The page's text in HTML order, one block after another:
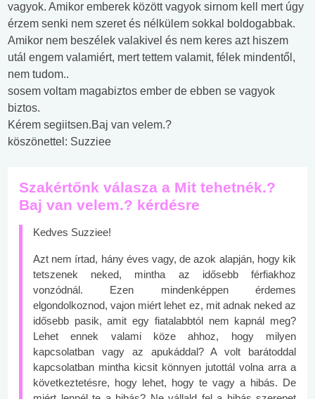
vagyok. Amikor emberek között vagyok sirnom kell mert úgy
érzem senki nem szeret és nélkülem sokkal boldogabbak.
Amikor nem beszélek valakivel és nem keres azt hiszem
utál engem valamiért, mert tettem valamit, félek mindentől,
nem tudom..
sosem voltam magabiztos ember de ebben se vagyok
biztos.
Kérem segiitsen.Baj van velem.?
köszönettel: Suzziee
Szakértőnk válasza a Mit tehetnék.?
Baj van velem.? kérdésre
Kedves Suzziee!
Azt nem írtad, hány éves vagy, de azok alapján, hogy kik
tetszenek neked, mintha az idősebb férfiakhoz
vonzódnál. Ezen mindenképpen érdemes
elgondolkoznod, vajon miért lehet ez, mit adnak neked az
idősebb pasik, amit egy fiatalabbtól nem kapnál meg?
Lehet ennek valami köze ahhoz, hogy milyen
kapcsolatban vagy az apukáddal? A volt barátoddal
kapcsolatban mintha kicsit könnyen jutottál volna arra a
következtetésre, hogy lehet, hogy te vagy a hibás. De